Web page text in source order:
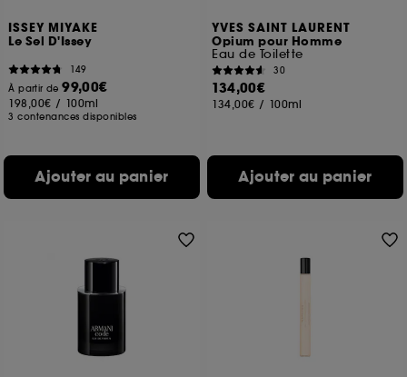
ISSEY MIYAKE
Le Sel D'Issey
149
À partir de99,00€
198,00€ / 100ml
3 contenances disponibles
Ajouter au panier
YVES SAINT LAURENT
Opium pour Homme
Eau de Toilette
30
134,00€
134,00€ / 100ml
Ajouter au panier